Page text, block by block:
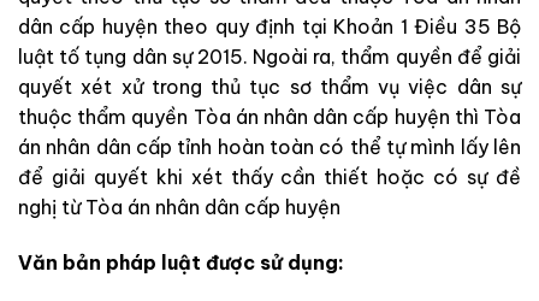
dân cấp huyện theo quy định tại Khoản 1 Điều 35 Bộ
luật tố tụng dân sự 2015. Ngoài ra, thẩm quyền để giải
quyết xét xử trong thủ tục sơ thẩm vụ việc dân sự
thuộc thẩm quyền Tòa án nhân dân cấp huyện thì Tòa
án nhân dân cấp tỉnh hoàn toàn có thể tự mình lấy lên
để giải quyết khi xét thấy cần thiết hoặc có sự đề
nghị từ Tòa án nhân dân cấp huyện
Văn bản pháp luật được sử dụng: